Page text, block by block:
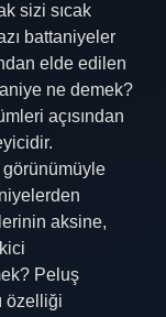
sizi sıcak
battaniyeler
elde edilen
ne demek?
açısından
görünümüyle
aksine,
Peluş
özelliği